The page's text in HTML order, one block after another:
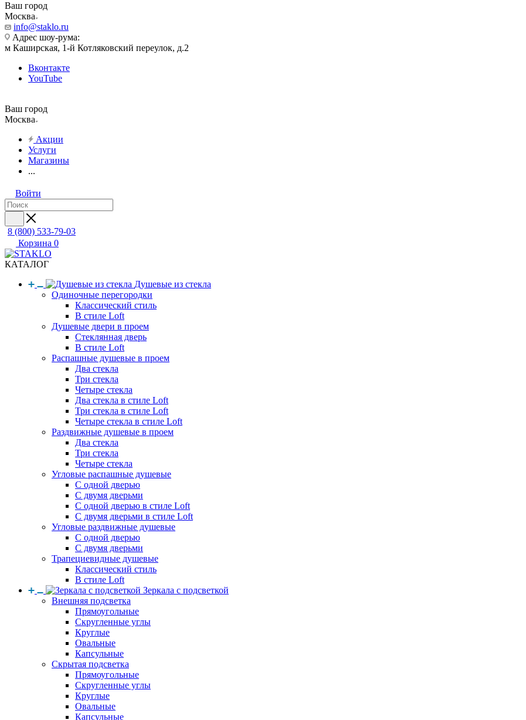
Ваш город
Москва
info@staklo.ru
Адрес шоу-рума:
м Каширская, 1-й Котляковский переулок, д.2
Вконтакте
YouTube
Ваш город
Москва
Акции
Услуги
Магазины
...
Войти
8 (800) 533-79-03
Корзина 0
КАТАЛОГ
Душевые из стекла
Одиночные перегородки
Классический стиль
В стиле Loft
Душевые двери в проем
Стеклянная дверь
В стиле Loft
Распашные душевые в проем
Два стекла
Три стекла
Четыре стекла
Два стекла в стиле Loft
Три стекла в стиле Loft
Четыре стекла в стиле Loft
Раздвижные душевые в проем
Два стекла
Три стекла
Четыре стекла
Угловые распашные душевые
С одной дверью
С двумя дверьми
С одной дверью в стиле Loft
С двумя дверьми в стиле Loft
Угловые раздвижные душевые
С одной дверью
С двумя дверьми
Трапециевидные душевые
Классический стиль
В стиле Loft
Зеркала с подсветкой
Внешняя подсветка
Прямоугольные
Скругленные углы
Круглые
Овальные
Капсульные
Скрытая подсветка
Прямоугольные
Скругленные углы
Круглые
Овальные
Капсульные